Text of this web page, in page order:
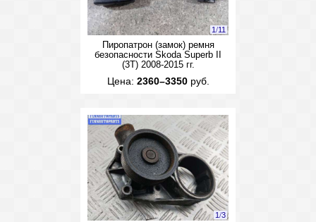
1/11
Пиропатрон (замок) ремня
безопасности Skoda Superb II
(3T) 2008-2015 гг.
Цена: 2360–3350руб.
1/3